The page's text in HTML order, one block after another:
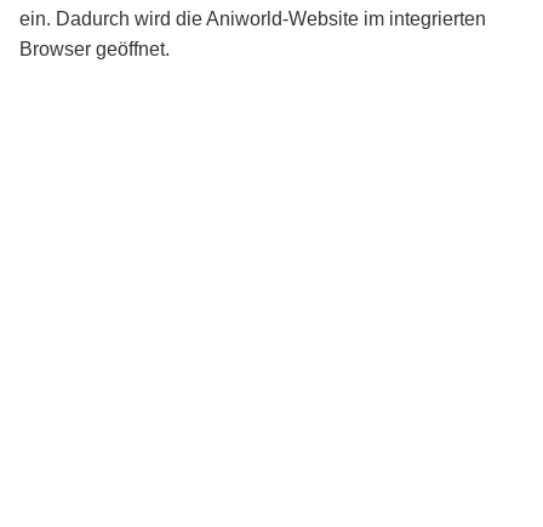
ein. Dadurch wird die Aniworld-Website im integrierten
Browser geöffnet.